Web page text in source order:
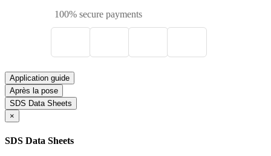
100% secure payments
Application guide
Après la pose
SDS Data Sheets
×
SDS Data Sheets